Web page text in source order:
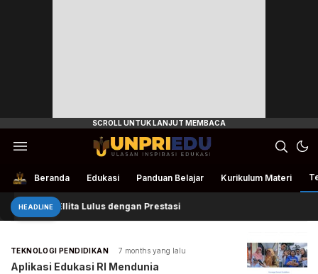
UnpriEdu
Ulasan Inspirasi Edukasi
Beranda Edukasi Panduan Belajar Kurikulum Materi
HEADLINEEllita Lulus dengan Prestasi
TEKNOLOGI PENDIDIKAN 7 months yang lalu
Aplikasi Edukasi RI Mendunia